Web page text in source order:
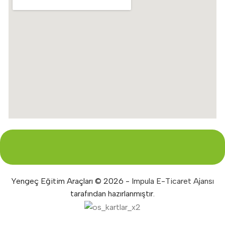
Yengeç Eğitim Araçları © 2026 - Impula E-Ticaret Ajansı
tarafından hazırlanmıştır.